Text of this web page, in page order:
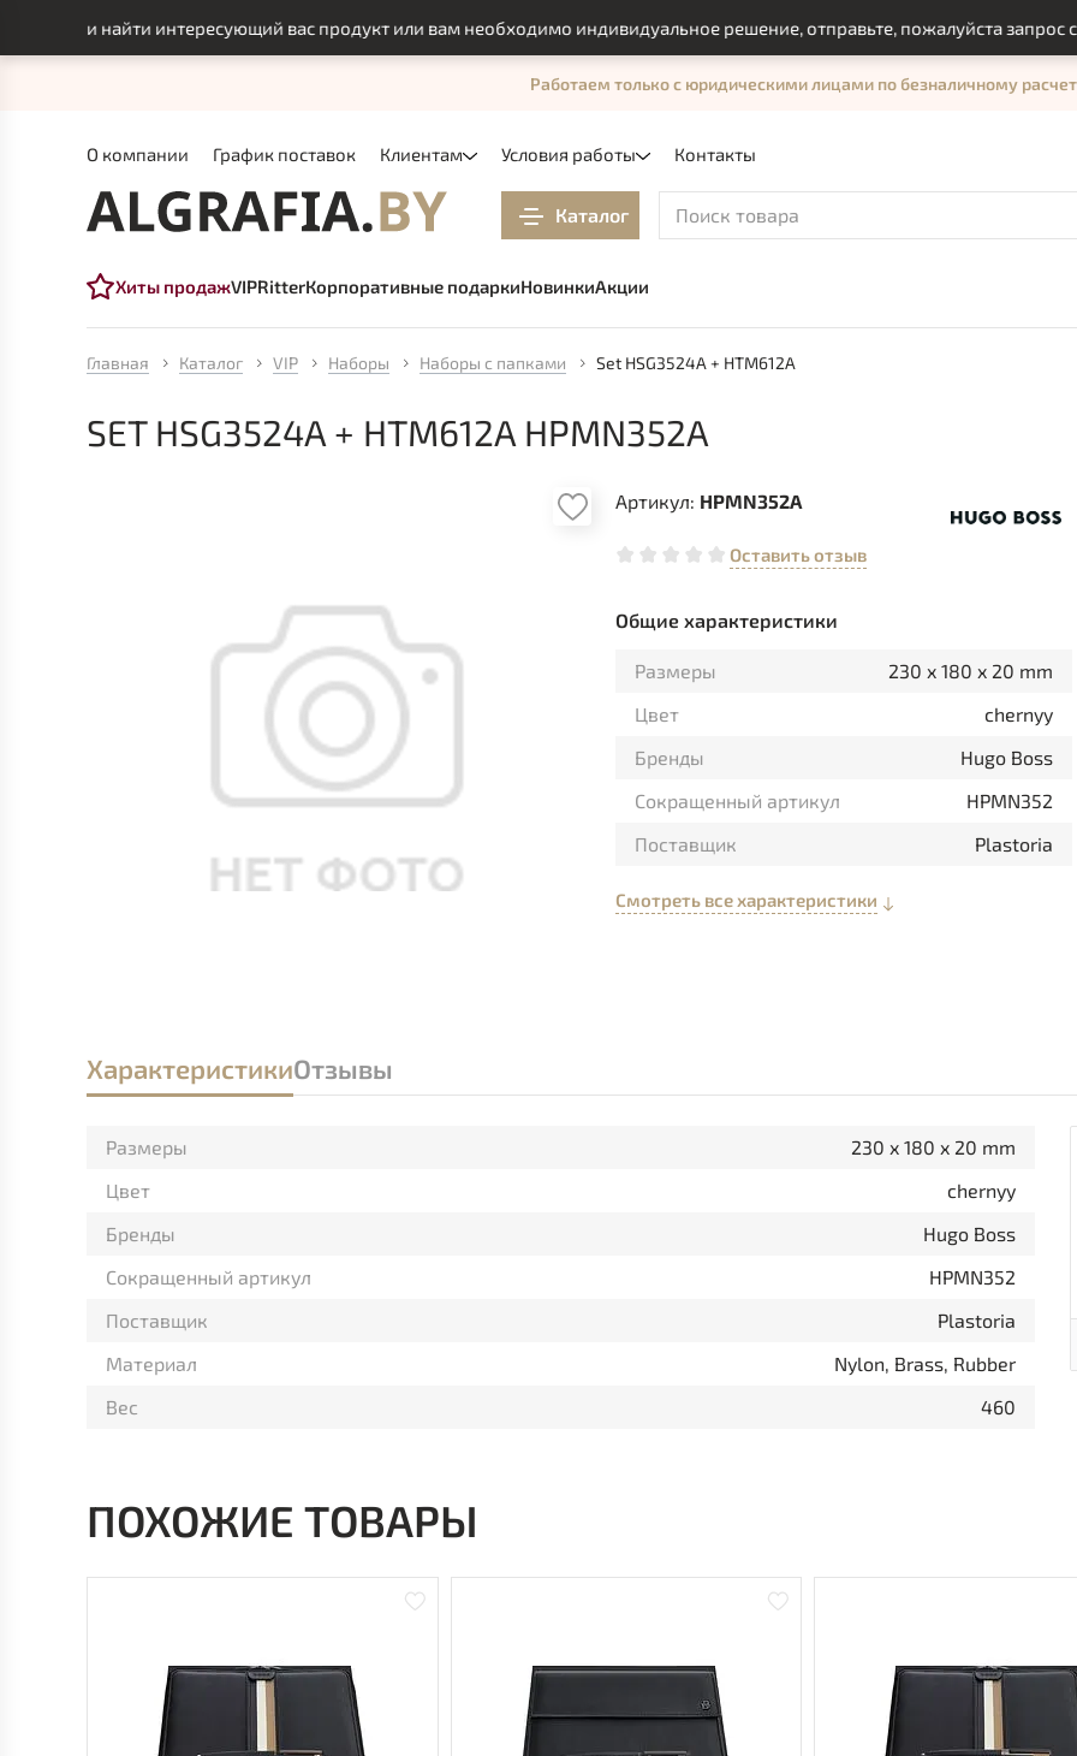
найти интересующий вас продукт или вам необходимо индивидуальное решение, отправьте, пожалуйста запрос с
О компании График поставок Клиентам Условия работы Контакты
Работаем только с юридическими лицами по безналичному
Каталог
Хиты продажVIPRitterКорпоративные подаркиНовинкиАкции
Главная Каталог VIP Наборы Наборы с папками Set HSG3524A + HTM612A
SET HSG3524A + HTM612A HPMN352A
Артикул: HPMN352A
Оставить отзыв
Общие характеристики
Размеры
230 x 180 x 20 mm
Цвет
chernyy
Бренды
Hugo Boss
Сокращенный артикул
HPMN352
Поставщик
Plastoria
Смотреть все характеристики
ХарактеристикиОтзывы
Размеры
230 x 180 x 20 mm
Цвет
chernyy
Бренды
Hugo Boss
Сокращенный артикул
HPMN352
Поставщик
Plastoria
Материал
Nylon, Brass, Rubber
Вес
460
ПОХОЖИЕ ТОВАРЫ